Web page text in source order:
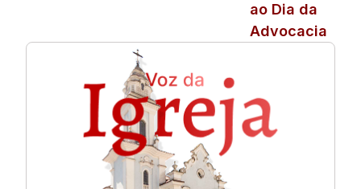
ao Dia da
Advocacia